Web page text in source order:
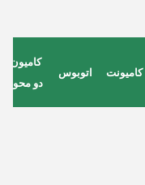
کامیونت اتوبوس
کامیون
دو محور